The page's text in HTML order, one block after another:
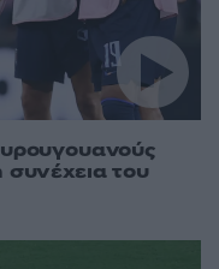
του